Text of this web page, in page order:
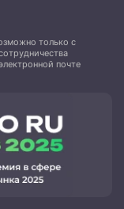
только с
почте